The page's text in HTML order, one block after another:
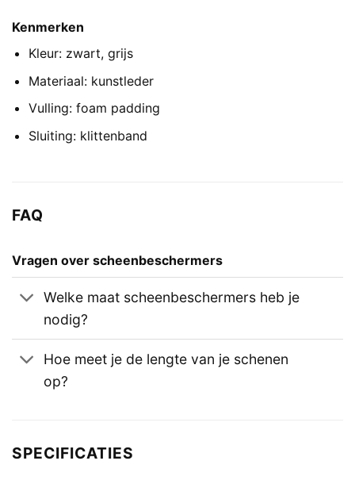
Kenmerken
Kleur: zwart, grijs
Materiaal: kunstleder
Vulling: foam padding
Sluiting: klittenband
FAQ
Vragen over scheenbeschermers
Welke maat scheenbeschermers heb je
nodig?
Hoe meet je de lengte van je schenen
op?
SPECIFICATIES